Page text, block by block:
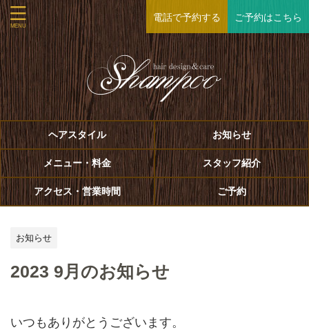
電話で予約する ご予約はこちら
ヘアスタイル お知らせ
メニュー・料金 スタッフ紹介
アクセス・営業時間 ご予約
お知らせ
2023 9月のお知らせ
いつもありがとうございます。